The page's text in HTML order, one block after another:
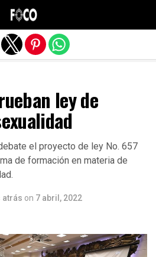
ley de
el proyecto de ley No. 657
de formación en materia de
atrás on 7 abril, 2022
la versión móvil